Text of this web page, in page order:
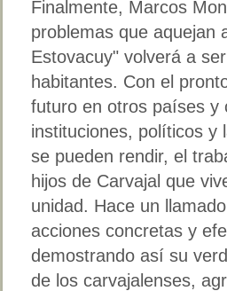
Finalmente, Marcos
problemas que aquejan
Estovacuy" volverá a
habitantes. Con el
futuro en otros países y
instituciones, políticos y
se pueden rendir, el
hijos de Carvajal que
unidad. Hace un
acciones concretas y
demostrando así su
de los carvajalenses,